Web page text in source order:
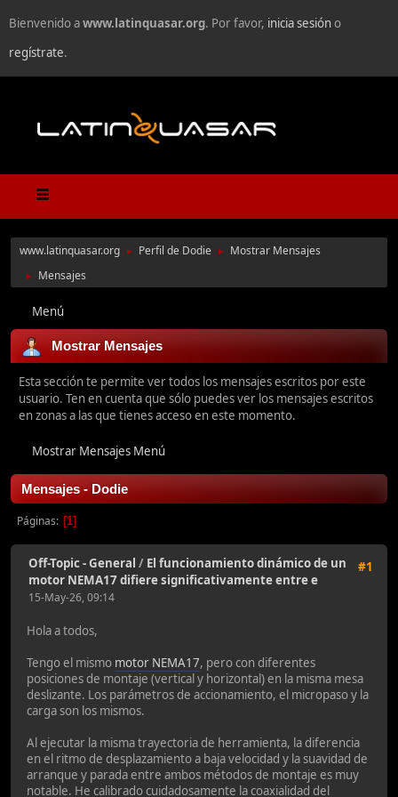
Bienvenido awww.latinquasar.org. Por favor, inicia sesióno
regístrate.
www.latinquasar.org ► Perfil de Dodie ► Mostrar Mensajes
► Mensajes
Menú
Mostrar Mensajes
Esta sección te permite ver todos los mensajes escritos por este
usuario. Ten en cuenta que sólo puedes ver los mensajes escritos
en zonas a las que tienes acceso en este momento.
Mostrar Mensajes Menú
Mensajes - Dodie
Páginas 1
#1
Off-Topic - General / El funcionamiento dinámico de un
motor NEMA17 difiere significativamente entre e
15-May-26, 09:14
Hola a todos,
Tengo el mismo motor NEMA17, pero con diferentes
posiciones de montaje (vertical y horizontal) en la misma mesa
deslizante. Los parámetros de accionamiento, el micropaso y la
carga son los mismos.
Al ejecutar la misma trayectoria de herramienta, la diferencia
en el ritmo de desplazamiento a baja velocidad y la suavidad de
arranque y parada entre ambos métodos de montaje es muy
notable. He calibrado cuidadosamente la coaxialidad del